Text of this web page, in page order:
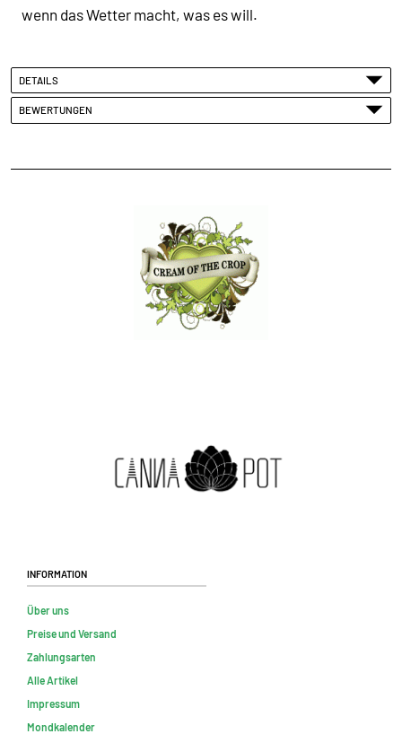
wenn das Wetter macht, was es will.
DETAILS
BEWERTUNGEN
Information
Über uns
Preise und Versand
Zahlungsarten
Alle Artikel
Impressum
Mondkalender